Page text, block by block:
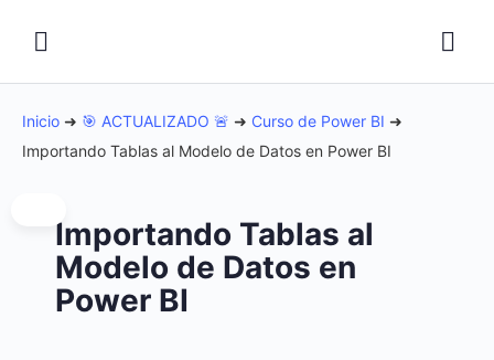
Inicio ➜ 🎯 ACTUALIZADO 🚨 ➜ Curso de Power BI ➜
Importando Tablas al Modelo de Datos en Power BI
Importando Tablas al
Modelo de Datos en
Power BI